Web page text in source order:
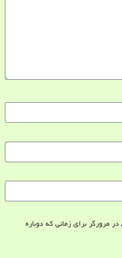
مرورگر برای زمانی که دوباره